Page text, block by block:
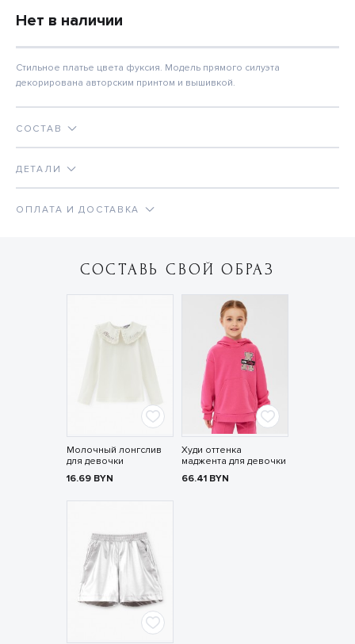
Нет в наличии
Стильное платье цвета фуксия. Модель прямого силуэта
декорирована авторским принтом и вышивкой.
СОСТАВ
ДЕТАЛИ
ОПЛАТА И ДОСТАВКА
СОСТАВЬ СВОЙ ОБРАЗ
Молочный лонгслив
для девочки
16.69 BYN
Худи оттенка
маджента для девочки
66.41 BYN